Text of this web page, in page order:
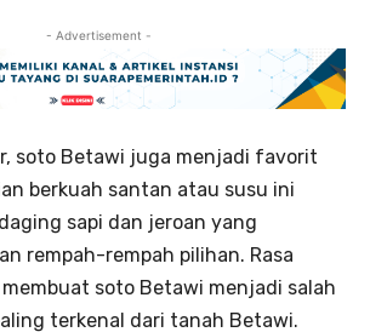
- Advertisement -
soto Betawi juga menjadi favorit
berkuah santan atau susu ini
sapi dan jeroan yang
rempah-rempah pilihan. Rasa
soto Betawi menjadi salah
terkenal dari tanah Betawi.